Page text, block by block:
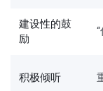
建设性的鼓
励
积极倾听